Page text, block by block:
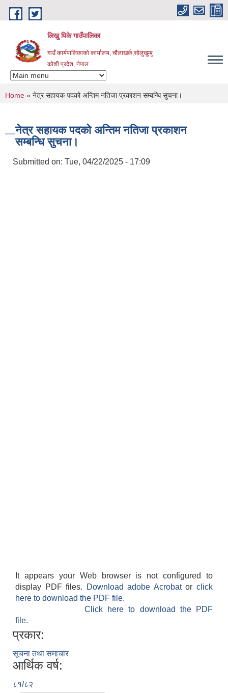
Skip to main content
लिखु पिके गाउँपालिका
गाउँ कार्यपालिकाको कार्यालय, चौंलाखर्क,सोलुखुम्बु
कोशी प्रदेश, नेपाल
You are here
Home » नेत्र सहायक पदको अन्तिम नतिजा प्रकाशन सम्बन्धि सुचना।
नेत्र सहायक पदको अन्तिम नतिजा प्रकाशन
सम्बन्धि सुचना।
Submitted on: Tue, 04/22/2025 - 17:09
It appears your Web browser is not configured to
display PDF files.
Download adobe Acrobatorclick
here to download the PDF file.
Click here to download the PDF
file.
प्रकार:
सूचना तथा समाचार
आर्थिक वर्ष:
८१/८२